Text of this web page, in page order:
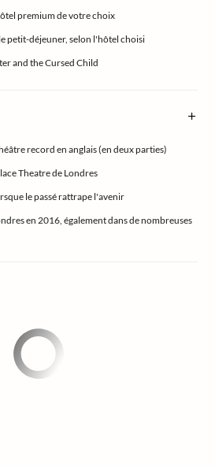
premium de votre choix
petit-déjeuner, selon l'hôtel choisi
and the Cursed Child
record en anglais (en deux parties)
Theatre de Londres
le passé rattrape l'avenir
en 2016, également dans de nombreuses